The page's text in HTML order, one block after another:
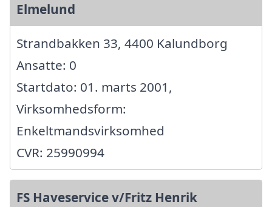
Elmelund
Strandbakken 33, 4400 Kalundborg
Ansatte: 0
Startdato: 01. marts 2001,
Virksomhedsform:
Enkeltmandsvirksomhed
CVR: 25990994
FS Haveservice v/Fritz Henrik